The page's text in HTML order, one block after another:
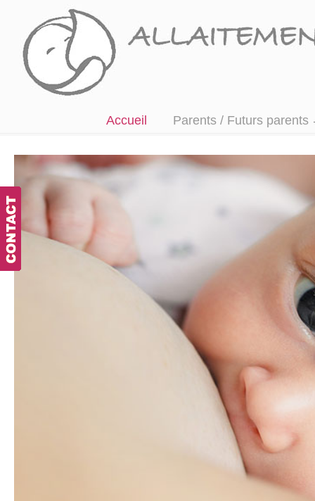
Accompagner, écouter et informer
Accueil Parents / Futurs parents